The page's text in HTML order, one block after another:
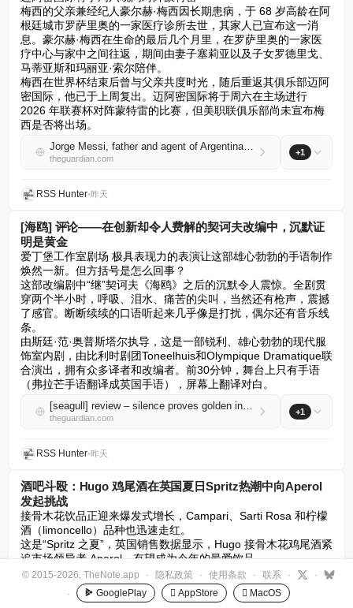
梅西的父亲兼经纪人豪尔赫·梅西因长期患病，于 68 岁高龄在阿
根廷城市罗萨里奥的一家医疗诊所去世，其家人已宣布这一消
息。豪尔赫·梅西在生命的最后几个月里，在罗萨里奥的一家医
疗中心与家中之间往返，期间由妻子塞莉亚以及子女罗德里戈、
马蒂亚斯和玛丽亚·索尔陪伴。
梅西在世界杯结束后曾与父亲共度时光，随后重返其俱乐部迈阿
密国际，他已于上周复出。迈阿密国际将于周六在主场进行
2026 年联赛杯对阵蒙特雷的比赛，但美职联俱乐部尚未宣布梅
西是否将出场。
Jorge Messi, father and agent of Argentina great, dies aged 68
theguardian.com
+1
RSS Hunter•昨天
[海鸥] 评论——在创新却令人费解的契诃夫改编中，沉默证
明是黄金
爱丁堡工作室剧场 极具表现力的表演让这部雄心勃勃的手语制作
焕然一新。但方括号是怎么回事？
这部改编剧中“继”契诃夫《海鸥》之后的沉默令人震惊。全剧贯
穿两个半小时，呼吸、泪水、痛苦的尖叫，当然还有枪声，震撼
了感官。断断续续的口语听起来几乎像是打扰，偶尔还有音乐线
条。
由斯廷·范·奥普斯塔尔执导，这是一部锐利、雄心勃勃的现代服
饰室内剧，由比利时剧团Toneelhuis和Olympique Dramatique联
合演出，拥有众多译者和改编者。前30分钟，舞台上只有手语
（弗拉芒手语翻译成英国手语），屏幕上翻译对白。
[seagull] review – silence proves golden in innovative if puzzling shot at Chekhov
theguardian.com
+1
RSS Hunter•昨天
酒吧斗殴：Hugo 鸡尾酒在英国夏日Spritz热潮中向Aperol
发起挑战
接骨木花饮品正迎来爆发式增长，Campari、Sarti Rosa 和柠檬
酒（limoncello）品种也迅速走红。
这是“Spritz 之夏”，英国销售数据显示，Hugo 接骨木花鸡尾酒紧
追市场领导者 Aperol，有望成为今年的最爱饮品。
截至 6 月底的三个月内，酒吧中 Hugo 的订单量几乎翻了三倍，
而色泽鲜艳的红色 Campari Spritz 需求激增 52%。
© 2015-2026, TheNote.app · 隐私政策 · 使用条款 · 联系 ·
·
·
GooglePlay  AppStore  MacOS